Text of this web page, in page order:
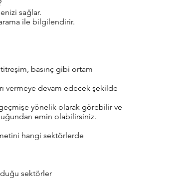
sağlar.
ile bilgilendirir.
basınç gibi ortam
vermeye devam edecek şekilde
yönelik olarak görebilir ve
emin olabilirsiniz.
hangi sektörlerde
sektörler